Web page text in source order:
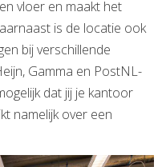
vloer en maakt het
is de locatie ook
bij verschillende
Gamma en PostNL-
dat jij je kantoor
namelijk over een